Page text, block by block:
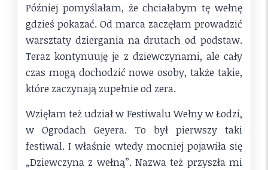
Później pomyślałam, że chciałabym tę wełnę
gdzieś pokazać. Od marca zaczęłam prowadzić
warsztaty dziergania na drutach od podstaw.
Teraz kontynuuję je z dziewczynami, ale cały
czas mogą dochodzić nowe osoby, także takie,
które zaczynają zupełnie od zera.
Wzięłam też udział w Festiwalu Wełny w Łodzi,
w Ogrodach Geyera. To był pierwszy taki
festiwal. I właśnie wtedy mocniej pojawiła się
„Dziewczyna z wełną”. Nazwa też przyszła mi